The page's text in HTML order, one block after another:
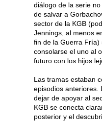
diálogo de la serie
de salvar a
sector de la KGB
Jennings, al menos
fin de la Guerra Fría)
consolarse el uno al
futuro con los hijos
Las tramas estaban
episodios anteriores.
dejar de apoyar al
KGB se conecta
posterior y el